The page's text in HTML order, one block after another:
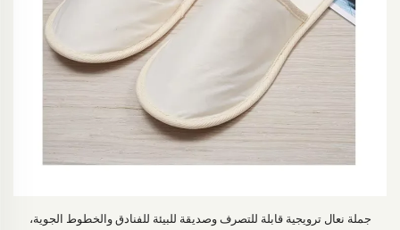
جملة نعال ترويجية قابلة للتصرف وصديقة للبيئة للفنادق والخطوط الجوية،